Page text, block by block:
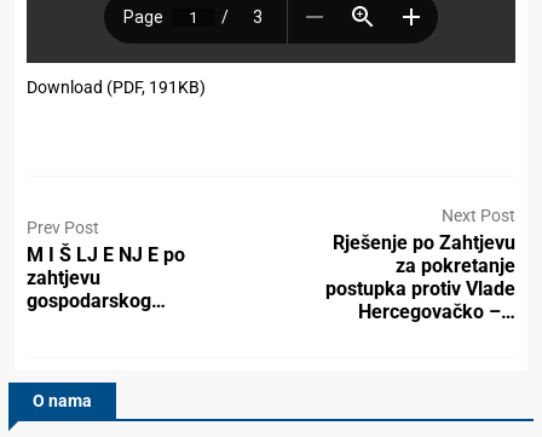
Download (PDF, 191KB)
Prev Post
M I Š LJ E NJ E po
zahtjevu
gospodarskog…
Next Post
Rješenje po Zahtjevu
za pokretanje
postupka protiv Vlade
Hercegovačko –…
O nama